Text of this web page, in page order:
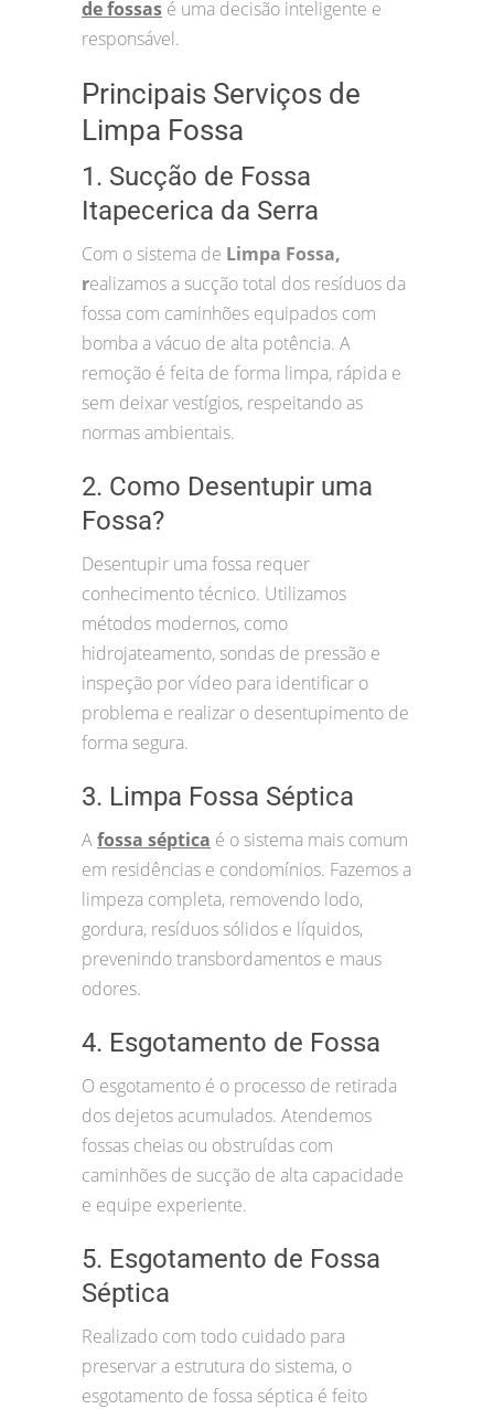
de fossas é uma decisão inteligente e
responsável.
Principais Serviços de
Limpa Fossa
1. Sucção de Fossa
Itapecerica da Serra
Com o sistema de Limpa Fossa,
realizamos a sucção total dos resíduos da
fossa com caminhões equipados com
bomba a vácuo de alta potência. A
remoção é feita de forma limpa, rápida e
sem deixar vestígios, respeitando as
normas ambientais.
2. Como Desentupir uma
Fossa?
Desentupir uma fossa requer
conhecimento técnico. Utilizamos
métodos modernos, como
hidrojateamento, sondas de pressão e
inspeção por vídeo para identificar o
problema e realizar o desentupimento de
forma segura.
3. Limpa Fossa Séptica
Afossa séptica é o sistema mais comum
em residências e condomínios. Fazemos a
limpeza completa, removendo lodo,
gordura, resíduos sólidos e líquidos,
prevenindo transbordamentos e maus
odores.
4. Esgotamento de Fossa
O esgotamento é o processo de retirada
dos dejetos acumulados. Atendemos
fossas cheias ou obstruídas com
caminhões de sucção de alta capacidade
e equipe experiente.
5. Esgotamento de Fossa
Séptica
Realizado com todo cuidado para
preservar a estrutura do sistema, o
esgotamento de fossa séptica é feito